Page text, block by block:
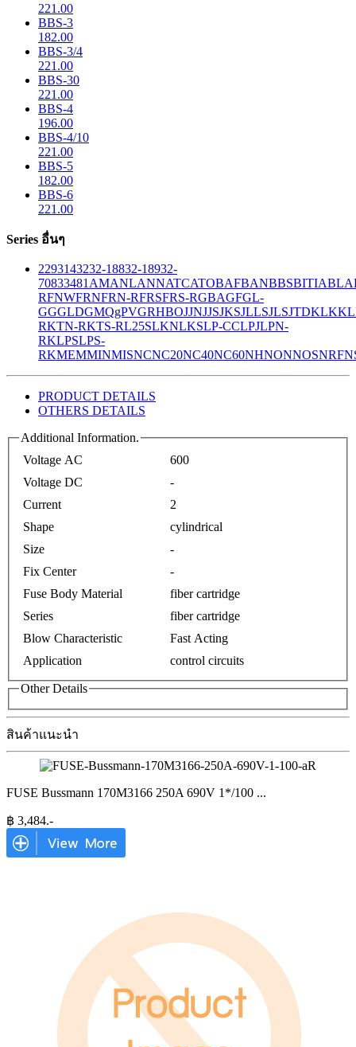
221.00
BBS-3
182.00
BBS-3/4
221.00
BBS-30
221.00
BBS-4
196.00
BBS-4/10
221.00
BBS-5
182.00
BBS-6
221.00
Series อื่นๆ
2293143232-18832-18932-
70833481 AMANLANNATCATOBAFBANBBSBITIABLA
RFNWFRNFRN-RFRSFRS-RGBAGFGL-
GGGLDGMQgPVGRHBOJJNJJSJKSJLLSJLSJTDKLK
RKTN-RKTS-RL25SLKNLKSLP-CCLPJLPN-
RKLPSLPS-
RKMEMMINMISNCNC20NC40NC60NHNONNOSNRF
PRODUCT DETAILS
OTHERS DETAILS
Additional Information.
Voltage AC
600
Voltage DC
-
Current
2
Shape
cylindrical
Size
-
Fix Center
-
Fuse Body Material
fiber cartridge
Series
fiber cartridge
Blow Characteristic
Fast Acting
Application
control circuits
Other Details
สินค้าแนะนำ
FUSE Bussmann 170M3166 250A 690V 1*/100 ...
฿ 3,484.-